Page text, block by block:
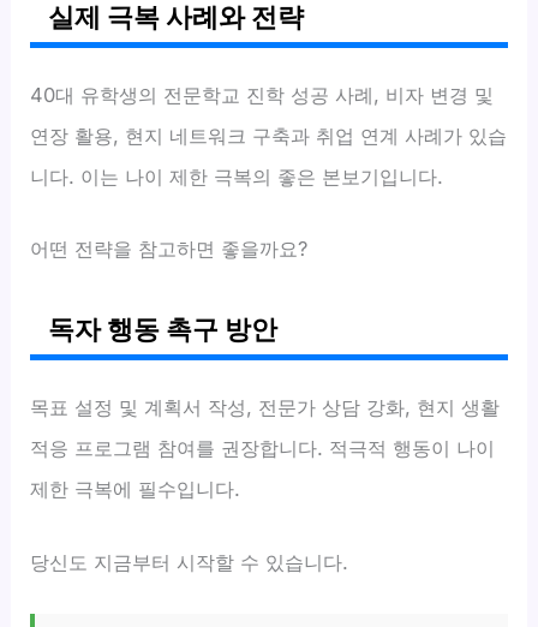
실제 극복 사례와 전략
40대 유학생의 전문학교 진학 성공 사례, 비자 변경 및
연장 활용, 현지 네트워크 구축과 취업 연계 사례가 있습
니다. 이는 나이 제한 극복의 좋은 본보기입니다.
어떤 전략을 참고하면 좋을까요?
독자 행동 촉구 방안
목표 설정 및 계획서 작성, 전문가 상담 강화, 현지 생활
적응 프로그램 참여를 권장합니다. 적극적 행동이 나이
제한 극복에 필수입니다.
당신도 지금부터 시작할 수 있습니다.